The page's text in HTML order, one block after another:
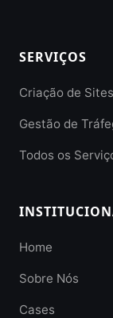
SERVIÇOS
Criação de Sites
Gestão de
Todos os
Home
Sobre Nós
Cases